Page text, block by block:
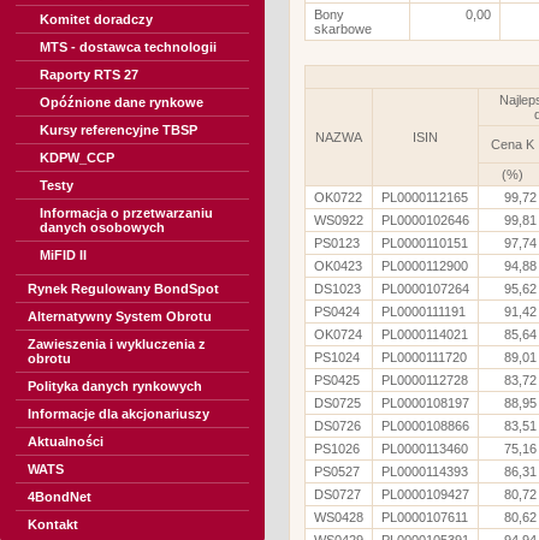
Komitet doradczy
MTS - dostawca technologii
Raporty RTS 27
Opóźnione dane rynkowe
Kursy referencyjne TBSP
KDPW_CCP
Testy
Informacja o przetwarzaniu
danych osobowych
MiFID II
Rynek Regulowany BondSpot
Alternatywny System Obrotu
Zawieszenia i wykluczenia z
obrotu
Polityka danych rynkowych
Informacje dla akcjonariuszy
Aktualności
WATS
4BondNet
Kontakt
Bony
skarbowe
0,00
NAZWA ISIN Cena K
(%)
OK0722
PL0000112165
99,72
WS0922
PL0000102646
99,81
PS0123
PL0000110151
97,74
OK0423
PL0000112900
94,88
DS1023
PL0000107264
95,62
PS0424
PL0000111191
91,42
OK0724
PL0000114021
85,64
PS1024
PL0000111720
89,01
PS0425
PL0000112728
83,72
DS0725
PL0000108197
88,95
DS0726
PL0000108866
83,51
PS1026
PL0000113460
75,16
PS0527
PL0000114393
86,31
DS0727
PL0000109427
80,72
WS0428
PL0000107611
80,62